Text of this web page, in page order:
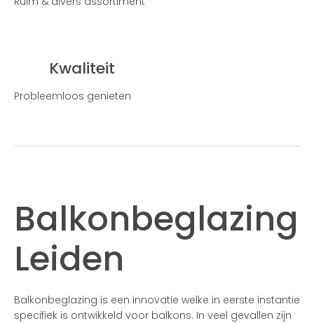
Kwaliteit
Probleemloos genieten
Balkonbeglazing
Leiden
Balkonbeglazing is een innovatie welke in eerste instantie
specifiek is ontwikkeld voor balkons. In veel gevallen zijn